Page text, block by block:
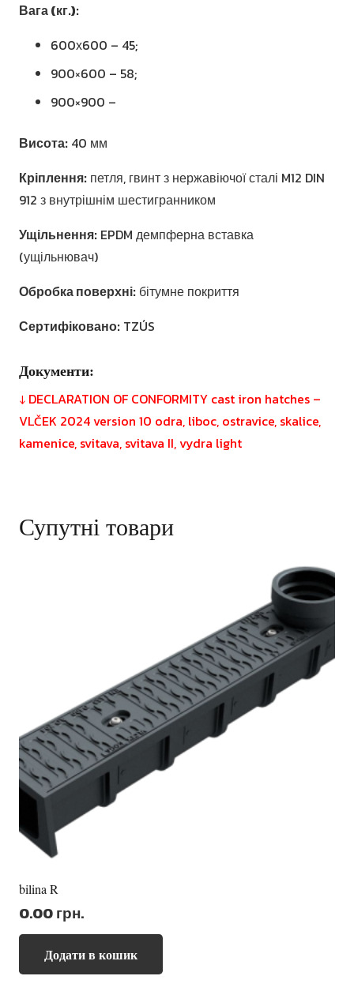
Вага (кг.):
600х600 – 45;
900×600 – 58;
900×900 –
Висота: 40 мм
Кріплення: петля, гвинт з нержавіючої сталі M12 DIN
912 з внутрішнім шестигранником
Ущільнення: EPDM демпферна вставка
(ущільнювач)
Обробка поверхні: бітумне покриття
Сертифіковано: TZÚS
Документи:
↓ DECLARATION OF CONFORMITY cast iron hatches –
VLČEK 2024 version 10 odra, liboc, ostravice, skalice,
kamenice, svitava, svitava II, vydra light
Супутні товари
bilina R
0.00грн.
Додати в кошик